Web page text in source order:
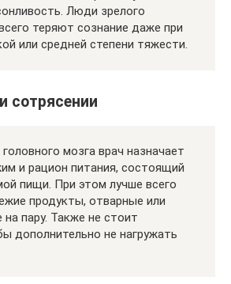
Люди зрелого
теряют сознание даже при
или средней степени тяжести.
сотрясении
мозга врач назначает
и рацион питания, состоящий
пищи. При этом лучше всего
продукты, отварные или
на пару. Также не стоит
дополнительно не нагружать